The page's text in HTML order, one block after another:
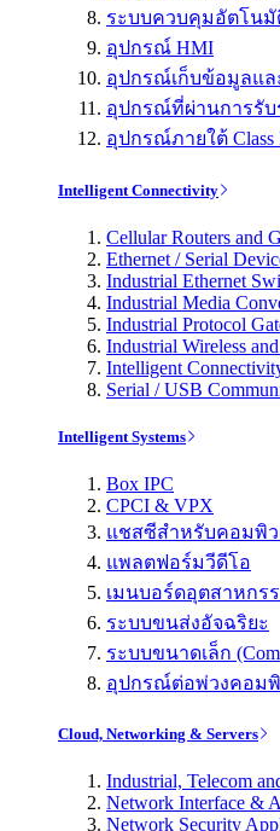
ระบบควบคุมอัตโนมั
อุปกรณ์ HMI
อุปกรณ์เก็บข้อมูลแล
อุปกรณ์ที่ผ่านการรับ
อุปกรณ์ภายใต้ Class
Intelligent Connectivity
Cellular Routers and
Ethernet / Serial
Industrial Ethernet
Industrial Media
Industrial Protocol
Industrial Wireless
Intelligent
Serial / USB
Intelligent Systems
Box IPC
CPCI & VPX
แชสซีสำหรับคอมพิว
แพลตฟอร์มวีดีโอ
เมนบอร์ดอุตสาหกร
ระบบขนส่งอัจฉริยะ
ระบบขนาดเล็ก
อุปกรณ์ต่อพ่วงคอมพิ
Cloud, Networking & Servers
Industrial, Telecom
Network Interface &
Network Security